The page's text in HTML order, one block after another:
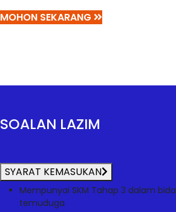
MOHON SEKARANG
SOALAN LAZIM
SYARAT KEMASUKAN
Mempunyai SKM Tahap 3 dalam
temuduga